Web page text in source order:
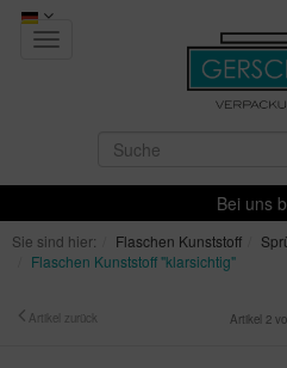
Toggle
Bei uns
Sie sind hier: Flaschen Kunststoff
Flaschen Kunststoff "klarsichtig"
Artikel zurück Artikel 2